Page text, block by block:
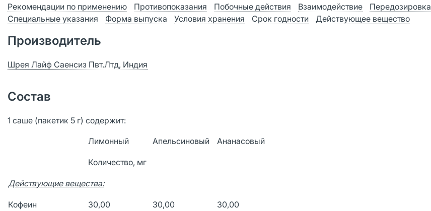
Рекомендации по применению
Противопоказания Побочные действия Взаимодействие Передозировка
Специальные указания
Форма выпуска Условия хранения Срок годности Действующее вещество
Производитель
Шрея Лайф Саенсиз Пвт.Лтд, Индия
Состав
1 саше (пакетик 5 г) содержит:
Лимонный Апельсиновый Ананасовый
Количество, мг
Действующие вещества:
Кофеин 30,00 30,00 30,00